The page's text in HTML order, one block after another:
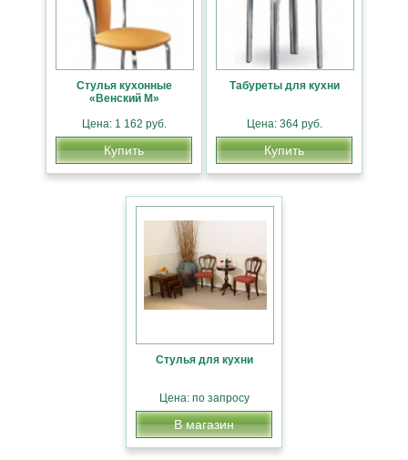
Стулья кухонные
«Венский М»
Цена: 1 162 руб.
Купить
Табуреты для кухни
Цена: 364 руб.
Купить
Стулья для кухни
Цена: по запросу
В магазин